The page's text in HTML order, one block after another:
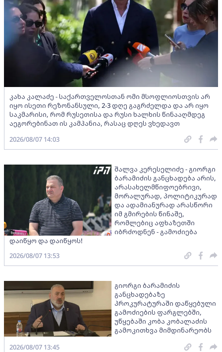
კახა კალაძე - საქართველოსთან ომი მსოფლიოსთვის არ
იყო ისეთი რეზონანსული, 2-3 დღე გაგრძელდა და არ იყო
საკმარისი, რომ რუსეთისა და რუსი ხალხის წინააღმდეგ
აეგორებინათ ის კამპანია, რასაც დღეს ვხედავთ
2026/08/07 14:03
შალვა კერესელიძე - გიორგი
ბარამიძის განცხადება არის,
არასახელმწიფოებრივი,
მორალურად, პოლიტიკურად
და ადამიანურად არასწორი
იმ გმირების წინაშე,
რომლებიც აფხაზეთში
იბრძოდნენ - გამოძიება
დაიწყო და დაიწყოს!
2026/08/07 13:53
გიორგი ბარამიძის
განცხადებაზე
პროკურატურაში დაწყებული
გამოძიების ფარგლებში,
უწყებაში კობა კობალაძის
გამოკითხვა მიმდინარეობს
2026/08/07 13:45